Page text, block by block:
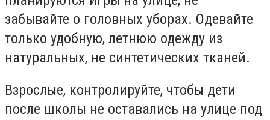
забывайте о головных уборах. Одевайте
только удобную, летнюю одежду из
натуральных, не синтетических тканей.
Взрослые, контролируйте, чтобы дети
после школы не оставались на улице под